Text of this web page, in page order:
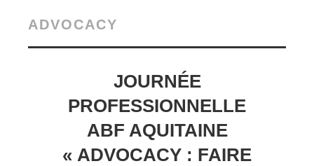
AGENDA
VEILLE PRO
ADVOCACY
JOURNÉE
PROFESSIONNELLE
ABF AQUITAINE
« ADVOCACY : FAIRE